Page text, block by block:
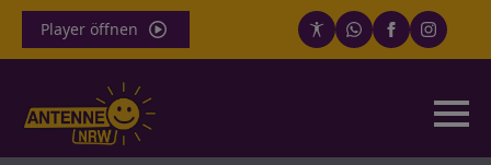
Player öffnen